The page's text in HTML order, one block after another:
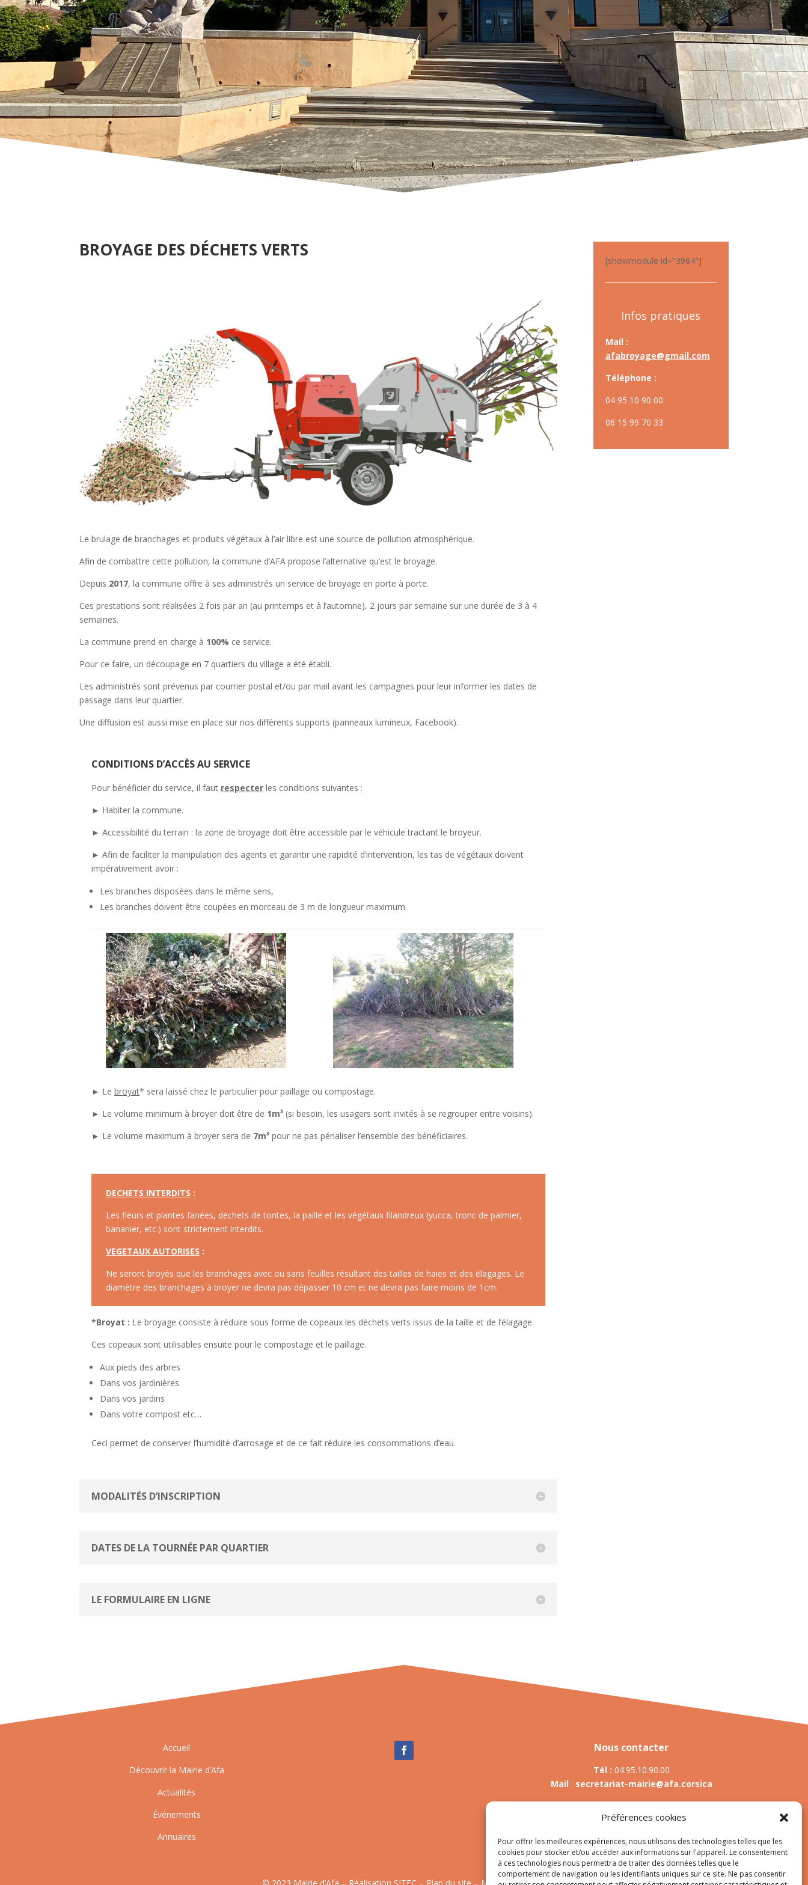
Préférences cookies
Pour offrir les meilleures expériences, nous utilisons des technologies telles que les
cookies pour stocker et/ou accéder aux informations sur l'appareil. Le consentement
à ces technologies nous permettra de traiter des données telles que le
comportement de navigation ou les identifiants uniques sur ce site. Ne pas consentir
BROYAGE DES DÉCHETS VERTS
Le brulage de branchages et produits végétaux à l’air libre est une source de pollution atmosphérique.
Afin de combattre cette pollution, la commune d’AFA propose l’alternative qu’est le broyage.
Depuis 2017, la commune offre à ses administrés un service de broyage en porte à porte.
Ces prestations sont réalisées 2 fois par an (au printemps et à l’automne), 2 jours par semaine sur une durée de 3 à 4
semaines.
La commune prend en charge à 100% ce service.
Pour ce faire, un découpage en 7 quartiers du village a été établi.
Les administrés sont prévenus par courrier postal et/ou par mail avant les campagnes pour leur informer les dates de
passage dans leur quartier.
Une diffusion est aussi mise en place sur nos différents supports (panneaux lumineux, Facebook).
CONDITIONS D’ACCÈS AU SERVICE
Pour bénéficier du service, il faut respecter les conditions suivantes :
► Habiter la commune.
► Accessibilité du terrain : la zone de broyage doit être accessible par le véhicule tractant le broyeur.
► Afin de faciliter la manipulation des agents et garantir une rapidité d’intervention, les tas de végétaux doivent
impérativement avoir :
Les branches disposées dans le même sens,
Les branches doivent être coupées en morceau de 3 m de longueur maximum.
► Le broyat* sera laissé chez le particulier pour paillage ou compostage.
► Le volume minimum à broyer doit être de 1m³ (si besoin, les usagers sont invités à se regrouper entre voisins).
► Le volume maximum à broyer sera de 7m³ pour ne pas pénaliser l’ensemble des bénéficiaires.
DECHETS INTERDITS :
Les fleurs et plantes fanées, déchets de tontes, la paille et les végétaux filandreux (yucca, tronc de palmier,
bananier, etc.) sont strictement interdits.
VEGETAUX AUTORISES :
Ne seront broyés que les branchages avec ou sans feuilles résultant des tailles de haies et des élagages. Le
diamètre des branchages à broyer ne devra pas dépasser 10 cm et ne devra pas faire moins de 1cm.
*Broyat : Le broyage consiste à réduire sous forme de copeaux les déchets verts issus de la taille et de l’élagage.
Ces copeaux sont utilisables ensuite pour le compostage et le paillage.
Aux pieds des arbres
Dans vos jardinières
Dans vos jardins
Dans votre compost etc…
Ceci permet de conserver l’humidité d’arrosage et de ce fait réduire les consommations d’eau.
MODALITÉS D’INSCRIPTION
DATES DE LA TOURNÉE PAR QUARTIER
LE FORMULAIRE EN LIGNE
[showmodule id="3984"]
Infos pratiques
Mail :
afabroyage@gmail.com
Téléphone :
04 95 10 90 00
06 15 99 70 33
Accueil
Découvrir la Mairie d’Afa
Actualités
Événements
Annuaires
Nous contacter
Tél : 04.95.10.90.00
Mail : secretariat-mairie@afa.corsica
785 Strada d’Afà – Merria 20167 Afa